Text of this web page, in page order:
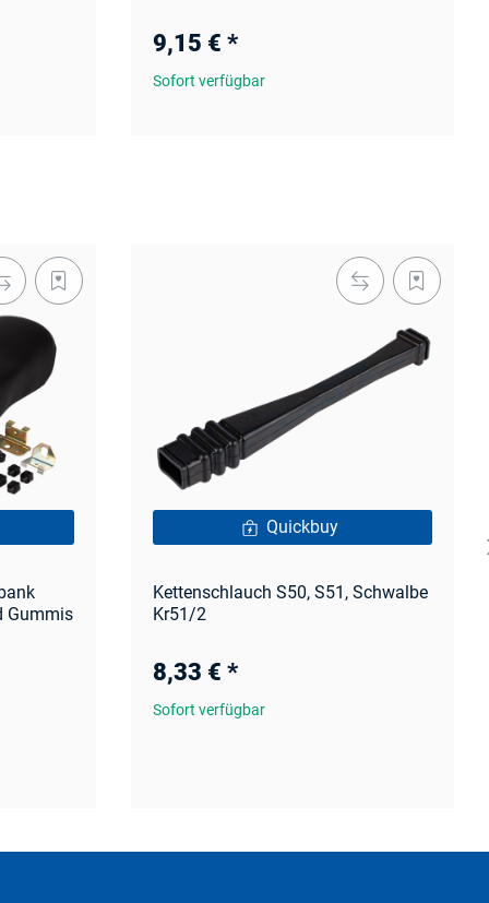
9,15 € *
Sofort verfügbar
Gummis
Quickbuy
Kettenschlauch S50, S51, Schwalbe
Kr51/2
8,33 € *
Sofort verfügbar